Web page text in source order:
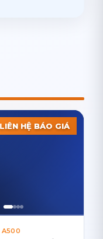
LIÊN HỆ BÁO GIÁ
A500